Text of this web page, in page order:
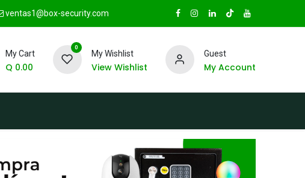
ventas1@box-security.com
My Cart
Q 0.00
0
My Wishlist
View Wishlist
Guest
My Account